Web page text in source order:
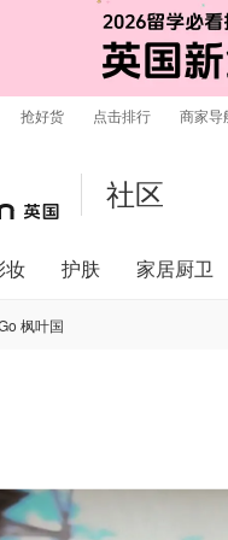
抢好货 点击排行 商家导
社区
妆 护肤 家居厨卫
枫叶国